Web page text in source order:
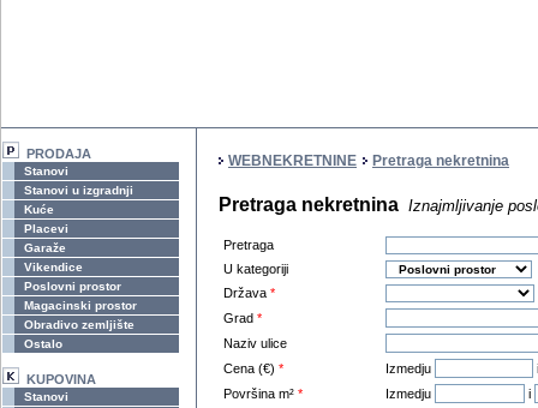
PRODAJA
Stanovi
Stanovi u izgradnji
Kuće
Placevi
Garaže
Vikendice
Poslovni prostor
Magacinski prostor
Obradivo zemljište
Ostalo
KUPOVINA
Stanovi
WEBNEKRETNINE Pretraga nekretnina
Pretraga nekretnina Iznajmljivanje
Pretraga
U kategoriji
Država *
Grad *
Naziv ulice
Cena (€) * Izmedju
Površina m² * Izmedju
i